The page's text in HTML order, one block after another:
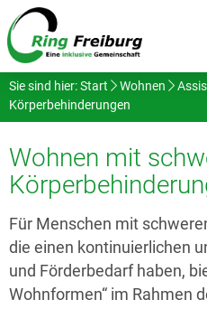
Sie sind hier:Start Wohnen
Körperbehinderungen
Wohnen mit
Für Menschen mit
die einen kontinuierlichen
und Förderbedarf haben,
Wohnformen“ im Rahmen